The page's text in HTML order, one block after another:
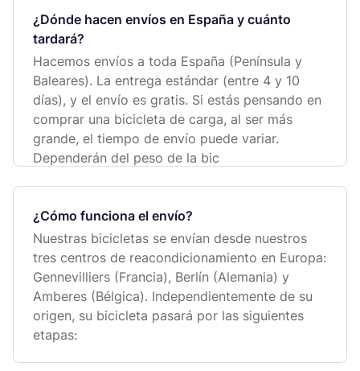
¿Dónde hacen envíos en España y cuánto
tardará?
Hacemos envíos a toda España (Península y
Baleares). La entrega estándar (entre 4 y 10
días), y el envío es gratis. Si estás pensando en
comprar una bicicleta de carga, al ser más
grande, el tiempo de envío puede variar.
Dependerán del peso de la bic
¿Cómo funciona el envío?
Nuestras bicicletas se envían desde nuestros
tres centros de reacondicionamiento en Europa:
Gennevilliers (Francia), Berlín (Alemania) y
Amberes (Bélgica). Independientemente de su
origen, su bicicleta pasará por las siguientes
etapas: